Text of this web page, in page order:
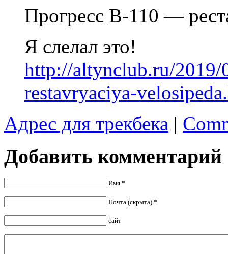
Прогресс В-110 —
Я слелал это!
http://altynclub.ru/2019/
restavryaciya-
Адрес для трекбека |
Добавить комментарий
Имя *
Почта (скрыта) *
сайт